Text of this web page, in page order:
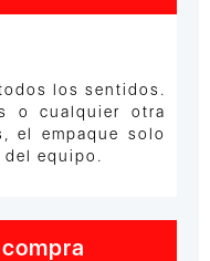
los sentidos.
o cualquier otra
el empaque solo
equipo.